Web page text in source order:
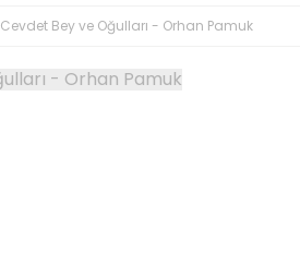
Cevdet Bey ve Oğulları - Orhan Pamuk